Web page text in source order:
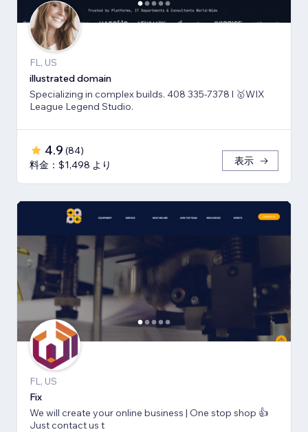
FL, US
illustrated domain
Specializing in complex builds. 408 335-7378 l 🥇WIX
League Legend Studio.
4.9 (84)
料金：$1,498 より
表示
FL, US
Fix
We will create your online business | One stop shop 👍
Just contact us t